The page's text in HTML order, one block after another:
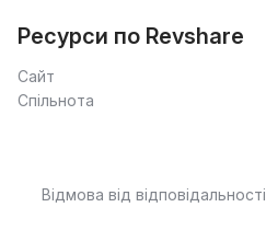
Ресурси по Revshare
Сайт
Спільнота
Відмова від відповідальності